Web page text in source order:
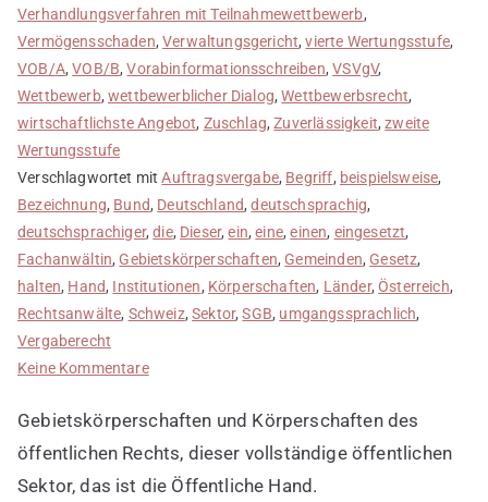
Verhandlungsverfahren mit Teilnahmewettbewerb,
Vermögensschaden,Verwaltungsgericht,vierte Wertungsstufe,
VOB/A,VOB/B,Vorabinformationsschreiben,VSVgV,
Wettbewerb,wettbewerblicher Dialog,Wettbewerbsrecht,
wirtschaftlichste Angebot, Zuschlag,Zuverlässigkeit,zweite
Wertungsstufe
Verschlagwortet mitAuftragsvergabe, Begriff, beispielsweise,
Bezeichnung, Bund, Deutschland,deutschsprachig,
deutschsprachiger,die, Dieser,ein,eine,einen, eingesetzt,
Fachanwältin, Gebietskörperschaften, Gemeinden, Gesetz,
halten, Hand, Institutionen, Körperschaften, Länder,Österreich,
Rechtsanwälte, Schweiz,Sektor,SGB, umgangssprachlich,
Vergaberecht
Keine Kommentarezu
Hand
ist
umgangssprachlich
Gebietskörperschaften und Körperschaften des
öffentlichen Rechts, dieser vollständige öffentlichen
Sektor, das ist die Öffentliche Hand.